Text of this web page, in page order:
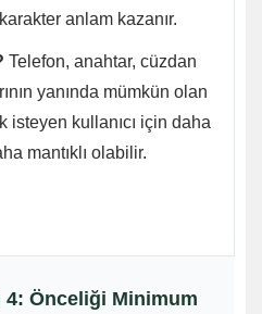
anlam kazanır.
Telefon, anahtar, cüzdan
yanında mümkün olan
isteyen kullanıcı için daha
mantıklı olabilir.
Önceliği Minimum